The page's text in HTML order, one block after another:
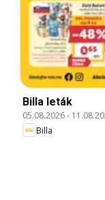
Billa leták
05.08.2026-
Billa